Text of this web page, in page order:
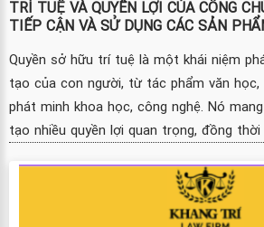
TRÍ TUỆ VÀ QUYỀN LỢI CỦA CÔNG
TIẾP CẬN VÀ SỬ DỤNG CÁC SẢN
Quyền sở hữu trí tuệ là một khái niệm
tạo của con người, từ tác phẩm văn
phát minh khoa học, công nghệ. Nó
tạo nhiều quyền lợi quan trọng, đồng